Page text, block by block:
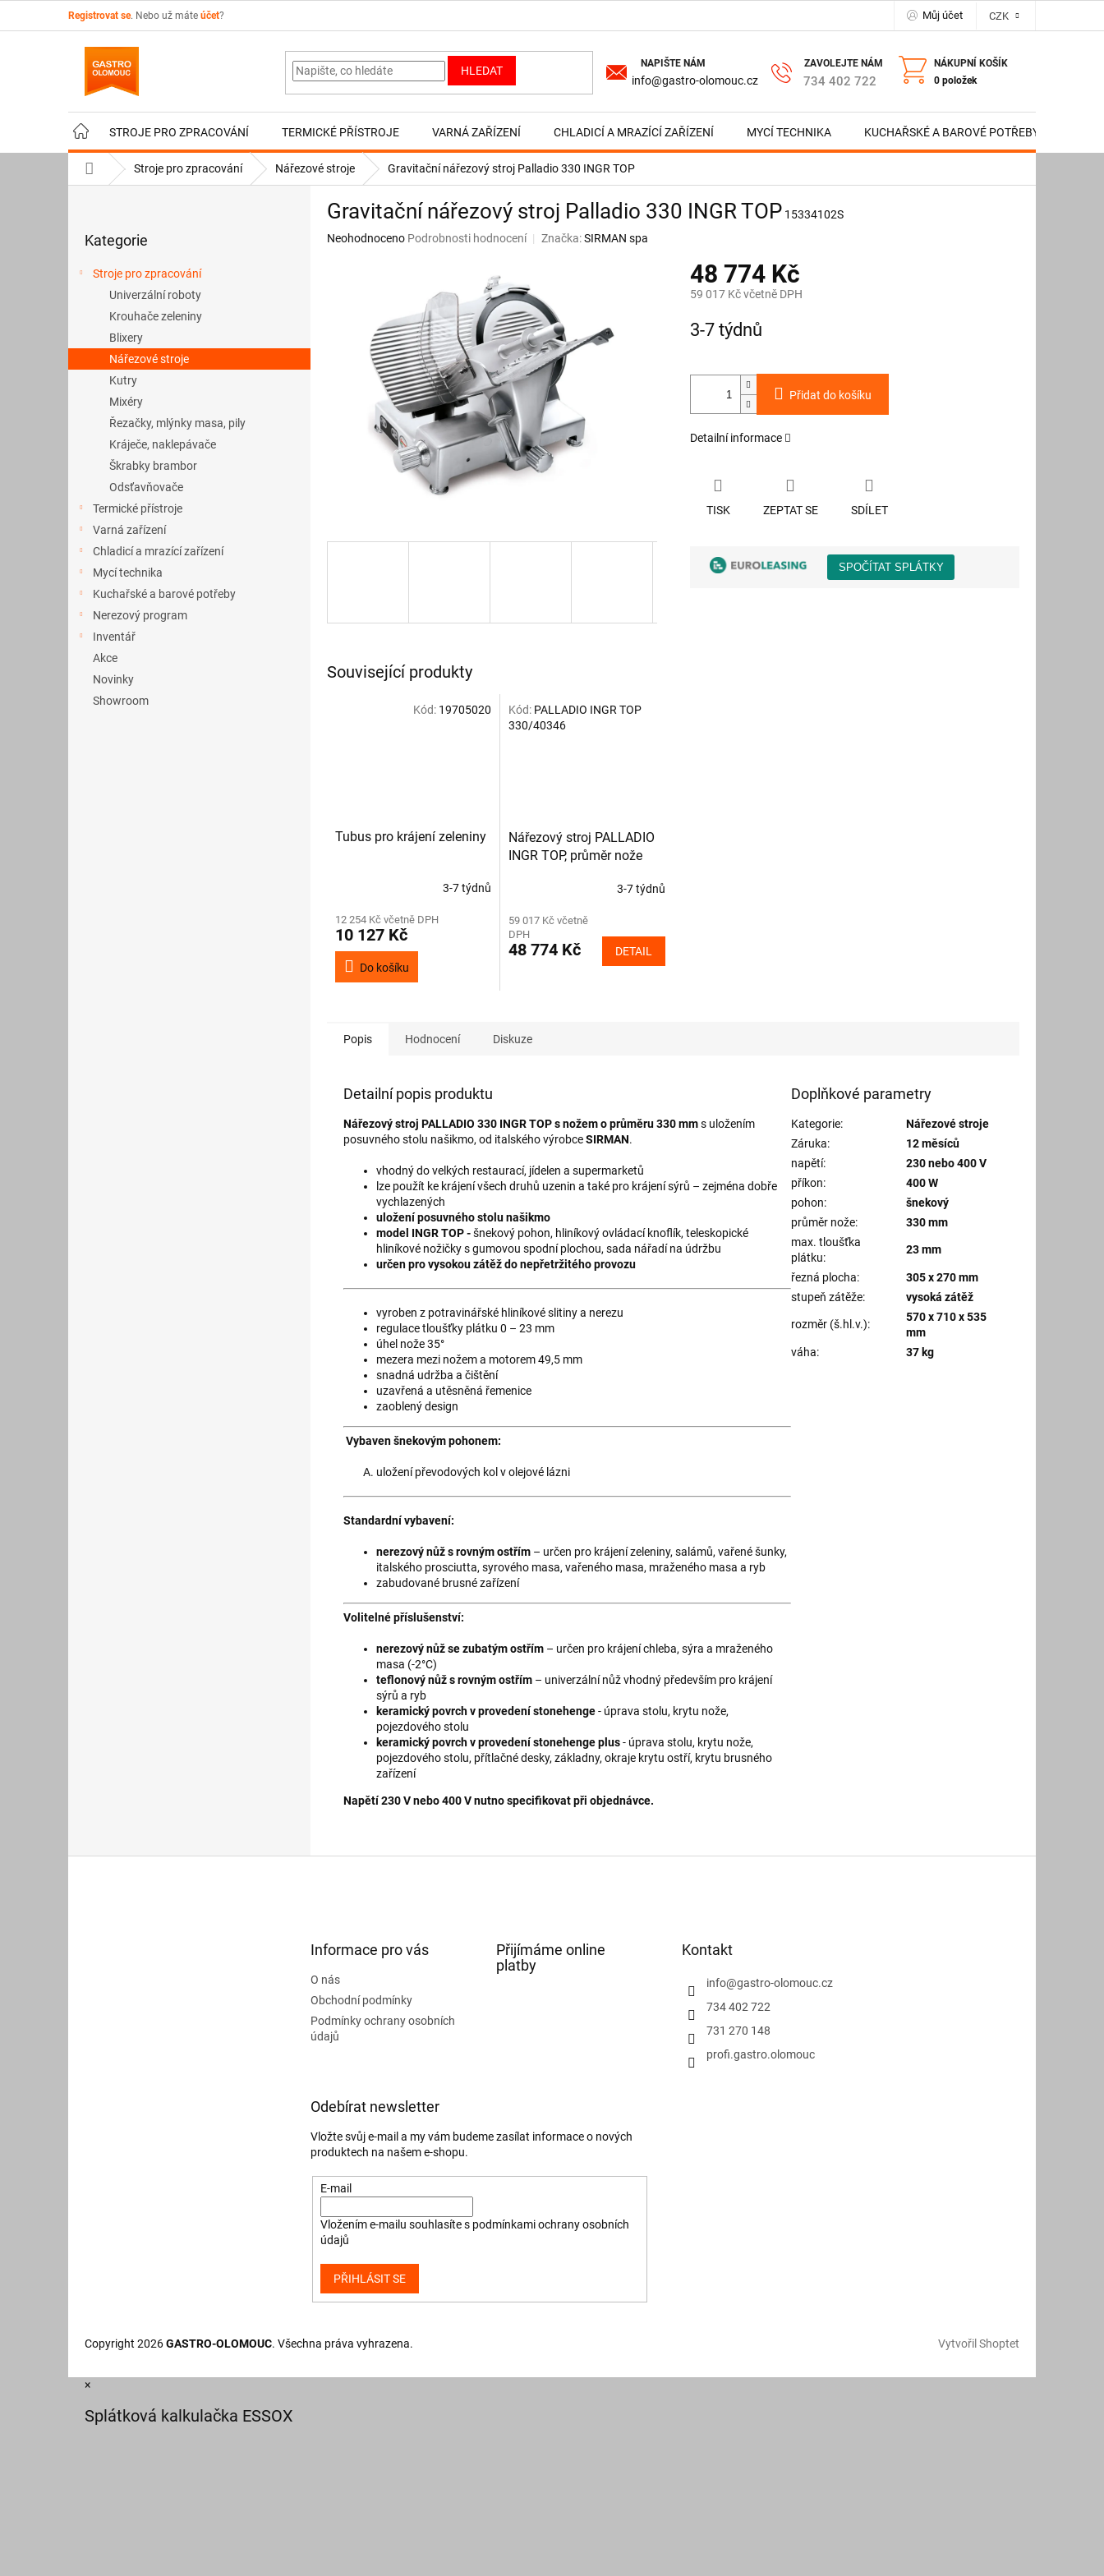
Registrovat se. Nebo už máte účet? Můj účet CZK
HLEDAT
info@gastro-olomouc.cz 734 402 722
NÁKUPNÍ KOŠÍK
0 položek
STROJE PRO ZPRACOVÁNÍ TERMICKÉ PŘÍSTROJE VARNÁ ZAŘÍZENÍ CHLADICÍ A MRAZÍCÍ ZAŘÍZENÍ MYCÍ TECHNIKA KUCHAŘSKÉ A BAROVÉ POTŘEBY
Domů Stroje pro zpracování Nářezové stroje Gravitační nářezový stroj Palladio 330 INGR TOP
a
kategorie
Kategorie
Stroje pro zpracování
Univerzální roboty
Krouhače zeleniny
Blixery
Nářezové stroje
Kutry
Mixéry
Řezačky, mlýnky masa, pily
Kráječe, naklepávače
Škrabky brambor
Odsťavňovače
Termické přístroje
Varná zařízení
Chladicí a mrazící zařízení
Mycí technika
Kuchařské a barové potřeby
Nerezový program
Inventář
Akce
Novinky
Showroom
Gravitační nářezový stroj Palladio 330 INGR TOP 15334102S
Průměrné
hvězdiček.
Neohodnoceno Podrobnosti hodnocení Značka:SIRMAN spa
48 774 Kč
59 017 Kč včetně DPH
cena:
3-7 týdnů
Přidat do košíku
Detailní informace
TISK ZEPTAT SE SDÍLET
Související produkty
Tubus pro krájení zeleniny
3-7 týdnů
12 254 Kč včetně DPH
10 127 Kč
Do košíku
Kód: 19705020
Nářezový stroj PALLADIO
INGR TOP, průměr nože
3-7 týdnů
59 017 Kč včetně
DPH
48 774 Kč DETAIL
Kód: PALLADIO INGR TOP
330/40346
Popis Hodnocení Diskuze
Detailní popis produktu
Nářezový stroj PALLADIO 330 INGR TOP s nožem o průměru 330 mms uložením
posuvného stolu našikmo, od italského výrobceSIRMAN.
vhodný do velkých restaurací, jídelen a supermarketů
lze použít ke krájení všech druhů uzenin a také pro krájení sýrů – zejména dobře
vychlazených
uložení posuvného stolu našikmo
model INGR TOP -šnekový pohon, hliníkový ovládací knoflík, teleskopické
hliníkové nožičky s gumovou spodní plochou, sada nářadí na údržbu
určen pro vysokou zátěž do nepřetržitého provozu
vyroben z potravinářské hliníkové slitiny a nerezu
regulace tloušťky plátku 0 – 23 mm
úhel nože 35°
mezera mezi nožem a motorem 49,5 mm
snadná udržba a čištění
uzavřená a utěsněná řemenice
zaoblený design
Vybaven šnekovým pohonem:
uložení převodových kol v olejové lázni
Standardní vybavení:
nerezový nůž s rovným ostřím – určen pro krájení zeleniny, salámů, vařené šunky,
italského prosciutta, syrového masa, vařeného masa, mraženého masa a ryb
zabudované brusné zařízení
Volitelné příslušenství:
nerezový nůž se zubatým ostřím – určen pro krájení chleba, sýra a mraženého
masa (-2°C)
teflonový nůž s rovným ostřím – univerzální nůž vhodný především pro krájení
sýrů a ryb
keramický povrch v provedení stonehenge- úprava stolu, krytu nože,
pojezdového stolu
keramický povrch v provedení stonehenge plus- úprava stolu, krytu nože,
pojezdového stolu, přítlačné desky, základny, okraje krytu ostří, krytu brusného
zařízení
Napětí 230 V nebo 400 V nutno specifikovat při objednávce.
Doplňkové parametry
Kategorie:
Nářezové stroje
Záruka:
12 měsíců
napětí:
230 nebo 400 V
příkon:
400 W
pohon:
šnekový
průměr nože:
330 mm
max. tloušťka
plátku:
23 mm
řezná plocha:
305 x 270 mm
stupeň zátěže: vysoká zátěž
rozměr (š.hl.v.):
570 x 710 x 535
mm
váha: 37 kg
Informace pro vás
O nás
Obchodní podmínky
Podmínky ochrany osobních
údajů
Přijímáme online
platby
Kontakt
info@gastro-olomouc.cz
734 402 722
731 270 148
profi.gastro.olomouc
Odebírat newsletter
Vložte svůj e-mail a my vám budeme zasílat informace o nových
produktech na našem e-shopu.
E-mail
Vložením e-mailu souhlasíte s podmínkami ochrany osobních
údajů
PŘIHLÁSIT SE
Vytvořil Shoptet
Copyright 2026GASTRO-OLOMOUC. Všechna práva vyhrazena.
×
Splátková kalkulačka ESSOX